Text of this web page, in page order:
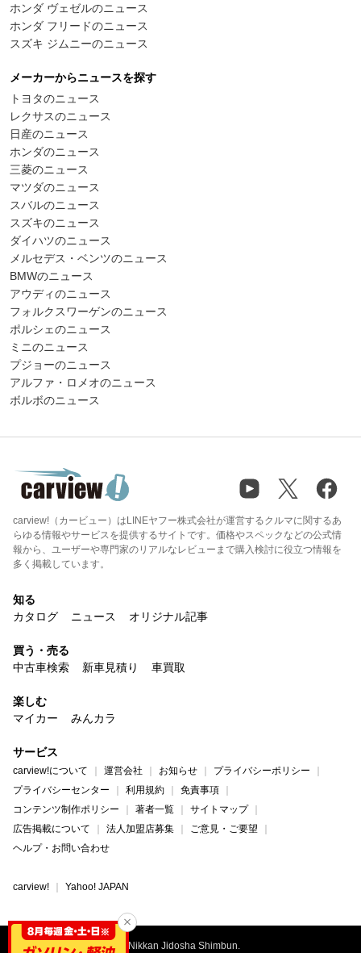
ホンダ ヴェゼルのニュース
ホンダ フリードのニュース
スズキ ジムニーのニュース
メーカーからニュースを探す
トヨタのニュース
レクサスのニュース
日産のニュース
ホンダのニュース
三菱のニュース
マツダのニュース
スバルのニュース
スズキのニュース
ダイハツのニュース
メルセデス・ベンツのニュース
BMWのニュース
アウディのニュース
フォルクスワーゲンのニュース
ポルシェのニュース
ミニのニュース
プジョーのニュース
アルファ・ロメオのニュース
ボルボのニュース
carview!（カービュー）はLINEヤフー株式会社が運営するクルマに関するあ
らゆる情報やサービスを提供するサイトです。価格やスペックなどの公式情
報から、ユーザーや専門家のリアルなレビューまで購入検討に役立つ情報を
多く掲載しています。
知る
カタログ
ニュース オリジナル記事
買う・売る
中古車検索
新車見積り 車買取
楽しむ
マイカー
みんカラ
サービス
carview!について 運営会社 お知らせ
プライバシーポリシー
プライバシーセンター
利用規約
免責事項
コンテンツ制作ポリシー
著者一覧
サイトマップ
広告掲載について
法人加盟店募集
ご意見・ご要望
ヘルプ・お問い合わせ
carview! Yahoo! JAPAN
©Nikkan Jidosha Shimbun.